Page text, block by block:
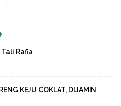
Tali Rafia
KEJU COKLAT, DIJAMIN